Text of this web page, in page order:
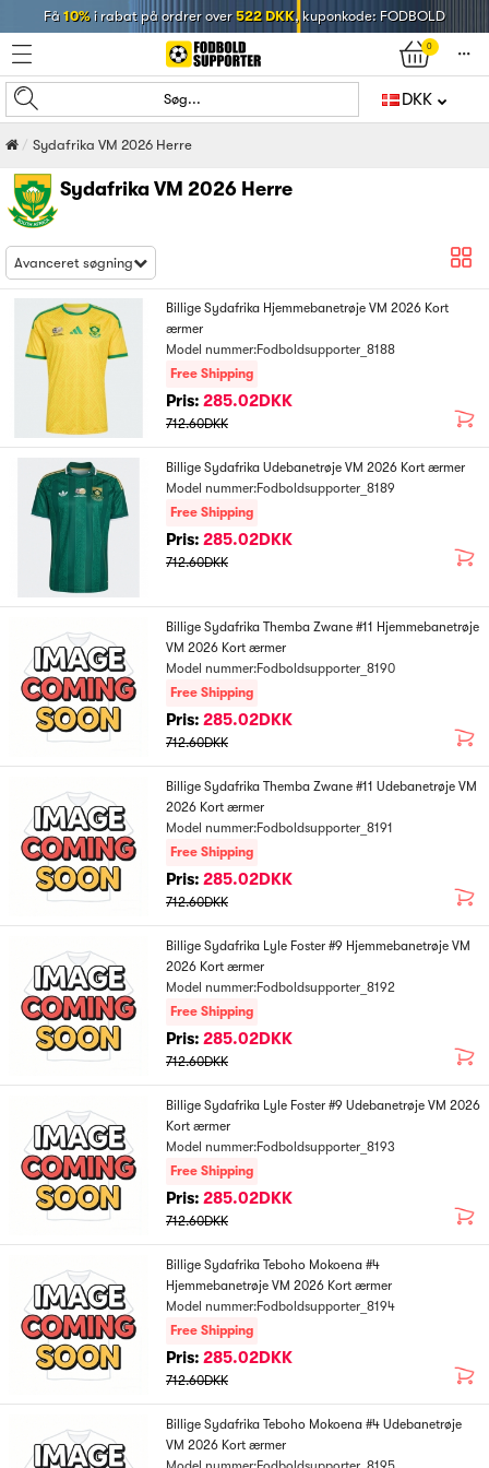
Få 10%i rabat på ordrer over522 DKK, kuponkode: FODBOLD
0
󰄒
Søg... DKK
Sydafrika VM 2026 Herre
Sydafrika VM 2026 Herre
Avanceret søgning
Billige Sydafrika Hjemmebanetrøje VM 2026 Kort
ærmer
Model nummer:Fodboldsupporter_8188
Free Shipping
Pris: 285.02DKK
712.60DKK
Billige Sydafrika Udebanetrøje VM 2026 Kort ærmer
Model nummer:Fodboldsupporter_8189
Free Shipping
Pris: 285.02DKK
712.60DKK
Billige Sydafrika Themba Zwane #11 Hjemmebanetrøje
VM 2026 Kort ærmer
Model nummer:Fodboldsupporter_8190
Free Shipping
Pris: 285.02DKK
712.60DKK
Billige Sydafrika Themba Zwane #11 Udebanetrøje VM
2026 Kort ærmer
Model nummer:Fodboldsupporter_8191
Free Shipping
Pris: 285.02DKK
712.60DKK
Billige Sydafrika Lyle Foster #9 Hjemmebanetrøje VM
2026 Kort ærmer
Model nummer:Fodboldsupporter_8192
Free Shipping
Pris: 285.02DKK
712.60DKK
Billige Sydafrika Lyle Foster #9 Udebanetrøje VM 2026
Kort ærmer
Model nummer:Fodboldsupporter_8193
Free Shipping
Pris: 285.02DKK
712.60DKK
Billige Sydafrika Teboho Mokoena #4
Hjemmebanetrøje VM 2026 Kort ærmer
Model nummer:Fodboldsupporter_8194
Free Shipping
Pris: 285.02DKK
712.60DKK
Billige Sydafrika Teboho Mokoena #4 Udebanetrøje
VM 2026 Kort ærmer